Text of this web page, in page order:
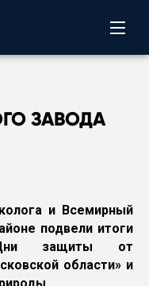
ЗАВОДА
и Всемирный
подвели итоги
защиты от
области» и